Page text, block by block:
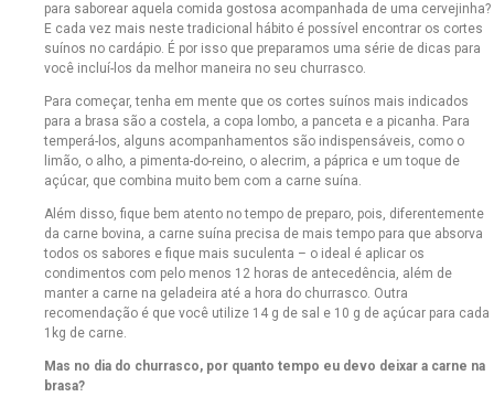
para saborear aquela comida gostosa acompanhada de uma cervejinha?
E cada vez mais neste tradicional hábito é possível encontrar os cortes
suínos no cardápio. É por isso que preparamos uma série de dicas para
você incluí-los da melhor maneira no seu churrasco.
Para começar, tenha em mente que os cortes suínos mais indicados
para a brasa são a costela, a copa lombo, a panceta e a picanha. Para
temperá-los, alguns acompanhamentos são indispensáveis, como o
limão, o alho, a pimenta-do-reino, o alecrim, a páprica e um toque de
açúcar, que combina muito bem com a carne suína.
Além disso, fique bem atento no tempo de preparo, pois, diferentemente
da carne bovina, a carne suína precisa de mais tempo para que absorva
todos os sabores e fique mais suculenta – o ideal é aplicar os
condimentos com pelo menos 12 horas de antecedência, além de
manter a carne na geladeira até a hora do churrasco. Outra
recomendação é que você utilize 14 g de sal e 10 g de açúcar para cada
1kg de carne.
Mas no dia do churrasco, por quanto tempo eu devo deixar a carne na
brasa?